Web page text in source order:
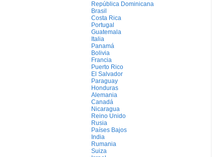
República Dominicana
Brasil
Costa Rica
Portugal
Guatemala
Italia
Panamá
Bolivia
Francia
Puerto Rico
El Salvador
Paraguay
Honduras
Alemania
Canadá
Nicaragua
Reino Unido
Rusia
Países Bajos
India
Rumania
Suiza